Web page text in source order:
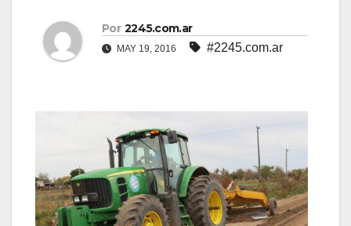
Por 2245.com.ar
MAY 19, 2016 #2245.com.ar